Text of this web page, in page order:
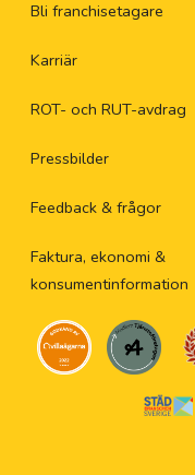
Bli franchisetagare
Karriär
ROT- och RUT-avdrag
Pressbilder
Feedback & frågor
Faktura, ekonomi &
konsumentinformation